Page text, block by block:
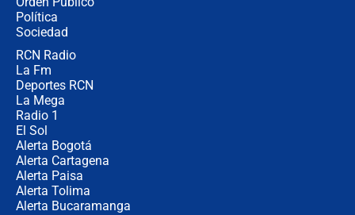
Política
Sociedad
RCN Radio
La Fm
Deportes RCN
La Mega
Radio 1
El Sol
Alerta Bogotá
Alerta Cartagena
Alerta Paisa
Alerta Tolima
Alerta Bucaramanga